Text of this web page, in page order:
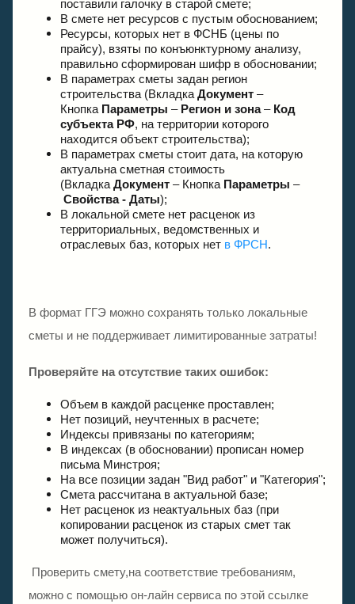
поставили галочку в старой смете;
В смете нет ресурсов с пустым обоснованием;
Ресурсы, которых нет в ФСНБ (цены по
прайсу), взяты по конъюнктурному анализу,
правильно сформирован шифр в обосновании;
В параметрах сметы задан регион
строительства (ВкладкаДокумент –
Кнопка Параметры – Регион и зона– Код
субъекта РФ, на территории которого
находится объект строительства);
В параметрах сметы стоит дата, на которую
актуальна сметная стоимость
(ВкладкаДокумент – Кнопка Параметры –
Свойства - Даты);
В локальной смете нет расценок из
территориальных, ведомственных и
отраслевых баз, которых нет в ФРСН.
В формат ГГЭ можно сохранять только локальные
сметы и не поддерживает лимитированные затраты!
Проверяйте на отсутствие таких ошибок:
Объем в каждой расценке проставлен;
Нет позиций, неучтенных в расчете;
Индексы привязаны по категориям;
В индексах (в обосновании) прописан номер
письма Минстроя;
На все позиции задан "Вид работ" и "Категория";
Смета рассчитана в актуальной базе;
Нет расценок из неактуальных баз (при
копировании расценок из старых смет так
может получиться).
Проверить смету,на соответствие требованиям,
можно с помощью он-лайн сервиса по этой ссылке